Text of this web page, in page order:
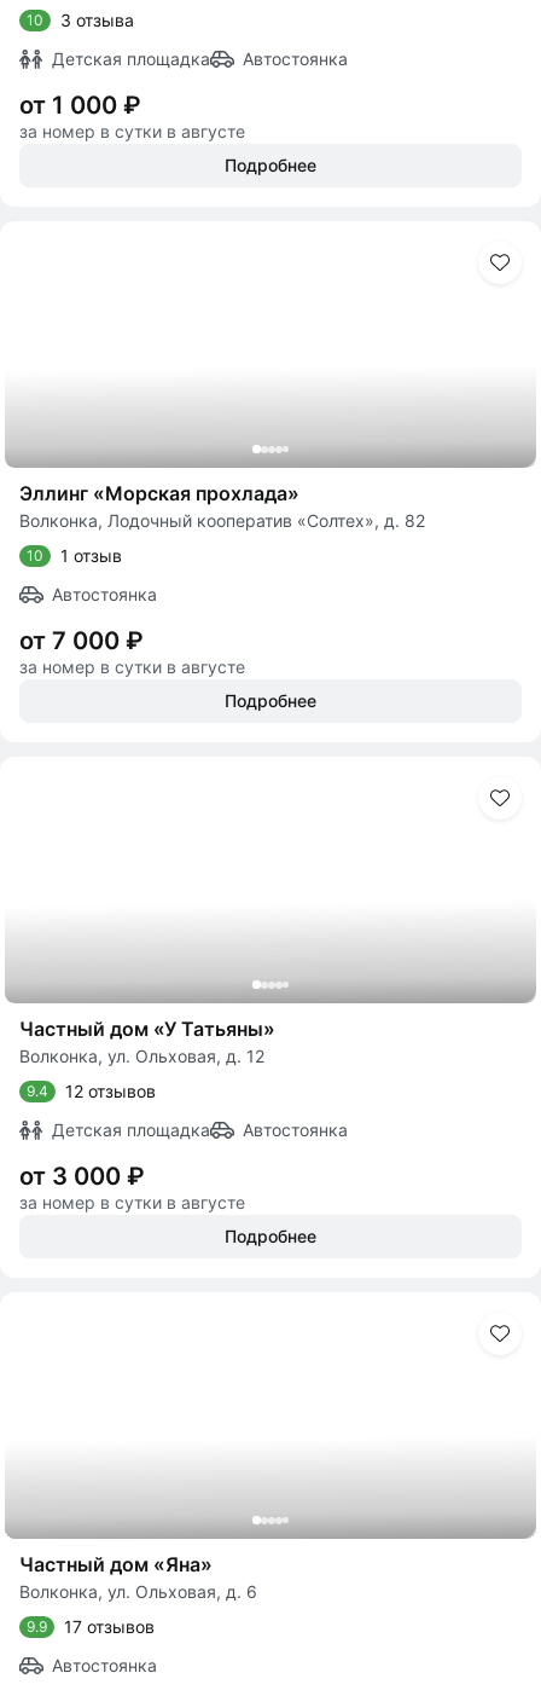
10
3 отзыва
Детская площадка
Автостоянка
от 1 000 ₽
за номер в сутки в августе
Подробнее
Эллинг «Морская прохлада»
Волконка, Лодочный кооператив «Солтех», д. 82
10
1 отзыв
Автостоянка
от 7 000 ₽
за номер в сутки в августе
Подробнее
Частный дом «У Татьяны»
Волконка, ул. Ольховая, д. 12
9.4
12 отзывов
Детская площадка
Автостоянка
от 3 000 ₽
за номер в сутки в августе
Подробнее
Частный дом «Яна»
Волконка, ул. Ольховая, д. 6
9.9
17 отзывов
Автостоянка